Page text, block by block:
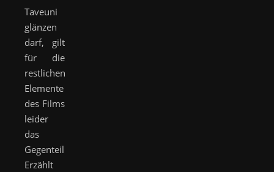
Taveuni
glänzen
darf, gilt
für die
restlichen
Elemente
des Films
leider
das
Gegenteil.
Erzählt